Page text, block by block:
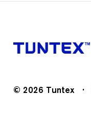
© 2026 Tuntex